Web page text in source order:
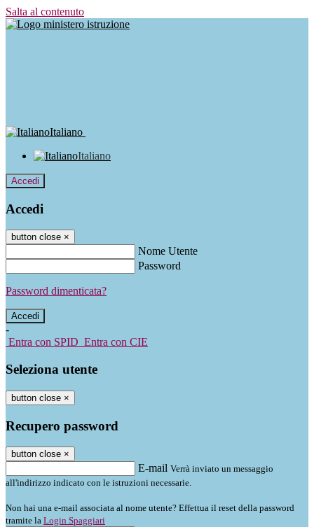
Salta al contenuto
Italiano
Italiano
Accedi
Accedi
button close ×
Nome Utente
Password
Password dimenticata?
-
Entra con SPID Entra con CIE
Seleziona utente
button close ×
Recupero password
button close ×
E-mail Verrà inviato un messaggio
all'indirizzo indicato con le istruzioni necessarie.
Non hai una e-mail associata al nome utente? Effettua il reset della password
tramite la Login Spaggiari